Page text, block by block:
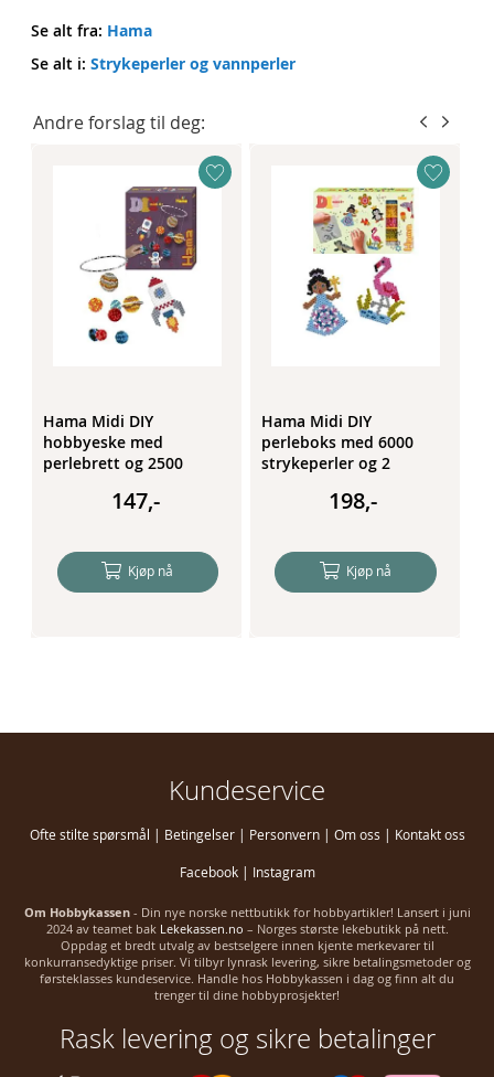
Se alt fra: Hama
Se alt i:Strykeperler og vannperler
Andre forslag til deg:
Hama Midi DIY
hobbyeske med
perlebrett og 2500
Verdensrommet
147,-
Kjøp nå
Hama Midi DIY
perleboks med 6000
strykeperler og 2
198,-
Kjøp nå
Kundeservice
Ofte stilte spørsmål | Betingelser| Personvern | Om oss | Kontakt oss
Facebook| Instagram
Om Hobbykassen- Din nye norske nettbutikk for hobbyartikler! Lansert i juni
2024 av teamet bak Lekekassen.no – Norges største lekebutikk på nett.
Oppdag et bredt utvalg av bestselgere innen kjente merkevarer til
konkurransedyktige priser. Vi tilbyr lynrask levering, sikre betalingsmetoder og
førsteklasses kundeservice. Handle hos Hobbykassen i dag og finn alt du
trenger til dine hobbyprosjekter!
Rask levering og sikre betalinger